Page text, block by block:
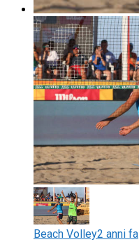
Beach Volley2 anni fa